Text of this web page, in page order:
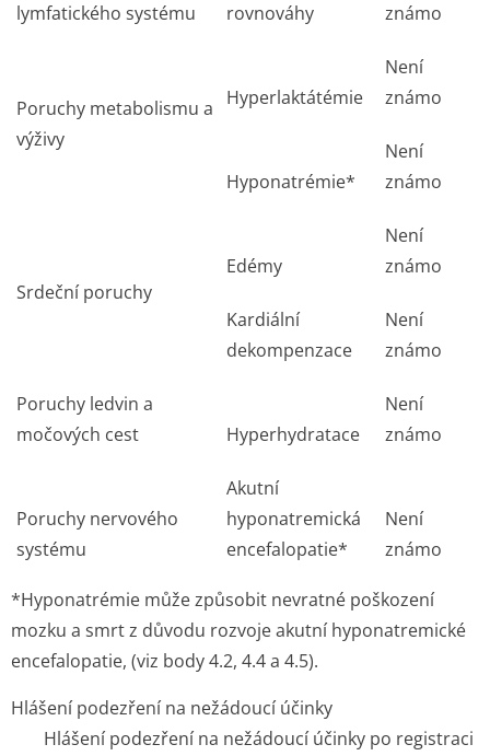
lymfatického systému
rovnováhy
známo
Poruchy metabolismu a
výživy
Hyperlaktátémie
Není
známo
Hyponatrémie*
Není
známo
Srdeční poruchy
Edémy
Není
známo
Kardiální
dekompenzace
Není
známo
Poruchy ledvin a
močových cest
Hyperhydratace
Není
známo
Poruchy nervového
systému
Akutní
hyponatremická
encefalopatie*
Není
známo
*Hyponatrémie může způsobit nevratné poškození
mozku a smrt z důvodu rozvoje akutní hyponatremické
encefalopatie, (viz body 4.2, 4.4 a 4.5).
Hlášení podezření na nežádoucí účinky
Hlášení podezření na nežádoucí účinky po registraci